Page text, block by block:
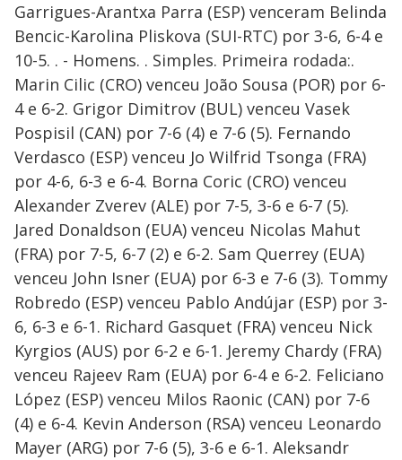
Garrigues-Arantxa Parra (ESP) venceram Belinda
Bencic-Karolina Pliskova (SUI-RTC) por 3-6, 6-4 e
10-5. . - Homens. . Simples. Primeira rodada:.
Marin Cilic (CRO) venceu João Sousa (POR) por 6-
4 e 6-2. Grigor Dimitrov (BUL) venceu Vasek
Pospisil (CAN) por 7-6 (4) e 7-6 (5). Fernando
Verdasco (ESP) venceu Jo Wilfrid Tsonga (FRA)
por 4-6, 6-3 e 6-4. Borna Coric (CRO) venceu
Alexander Zverev (ALE) por 7-5, 3-6 e 6-7 (5).
Jared Donaldson (EUA) venceu Nicolas Mahut
(FRA) por 7-5, 6-7 (2) e 6-2. Sam Querrey (EUA)
venceu John Isner (EUA) por 6-3 e 7-6 (3). Tommy
Robredo (ESP) venceu Pablo Andújar (ESP) por 3-
6, 6-3 e 6-1. Richard Gasquet (FRA) venceu Nick
Kyrgios (AUS) por 6-2 e 6-1. Jeremy Chardy (FRA)
venceu Rajeev Ram (EUA) por 6-4 e 6-2. Feliciano
López (ESP) venceu Milos Raonic (CAN) por 7-6
(4) e 6-4. Kevin Anderson (RSA) venceu Leonardo
Mayer (ARG) por 7-6 (5), 3-6 e 6-1. Aleksandr